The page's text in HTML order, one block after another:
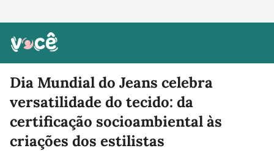
Dia Mundial do Jeans celebra
versatilidade do tecido: da
certificação socioambiental às
criações dos estilistas